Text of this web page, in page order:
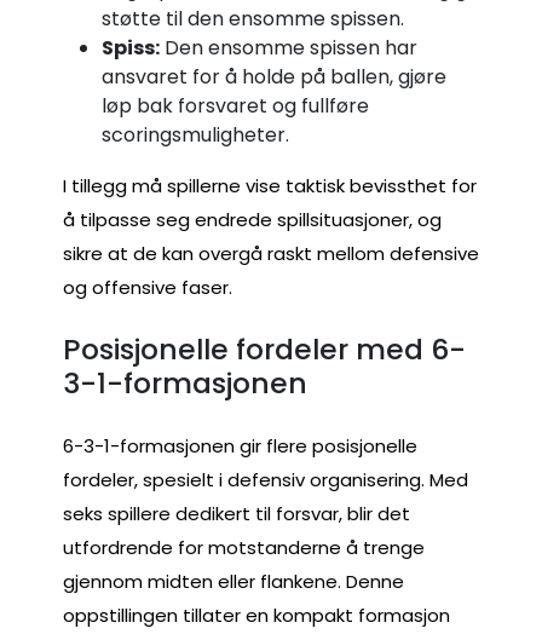
støtte til den ensomme spissen.
Spiss: Den ensomme spissen har
ansvaret for å holde på ballen, gjøre
løp bak forsvaret og fullføre
scoringsmuligheter.
I tillegg må spillerne vise taktisk bevissthet for
å tilpasse seg endrede spillsituasjoner, og
sikre at de kan overgå raskt mellom defensive
og offensive faser.
Posisjonelle fordeler med 6-
3-1-formasjonen
6-3-1-formasjonen gir flere posisjonelle
fordeler, spesielt i defensiv organisering. Med
seks spillere dedikert til forsvar, blir det
utfordrende for motstanderne å trenge
gjennom midten eller flankene. Denne
oppstillingen tillater en kompakt formasjon